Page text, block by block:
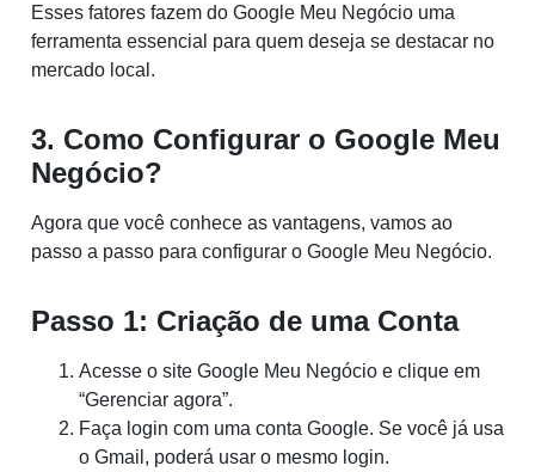
Esses fatores fazem do Google Meu Negócio uma
ferramenta essencial para quem deseja se destacar no
mercado local.
3. Como Configurar o Google Meu
Negócio?
Agora que você conhece as vantagens, vamos ao
passo a passo para configurar o Google Meu Negócio.
Passo 1: Criação de uma Conta
Acesse o site Google Meu Negócio e clique em
“Gerenciar agora”.
Faça login com uma conta Google. Se você já usa
o Gmail, poderá usar o mesmo login.